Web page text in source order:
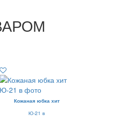
Кожаная юбка хит
Ю-21 в